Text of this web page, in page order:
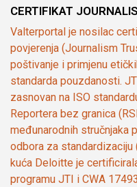
CERTIFIKAT
Valterportal je nosilac
povjerenja (Journalism
poštivanje i primjenu
standarda pouzdanosti.
zasnovan na ISO
Reportera bez granica
međunarodnih stručnjaka
odbora za standardizaciju
kuća Deloitte je
programu JTI i CWA